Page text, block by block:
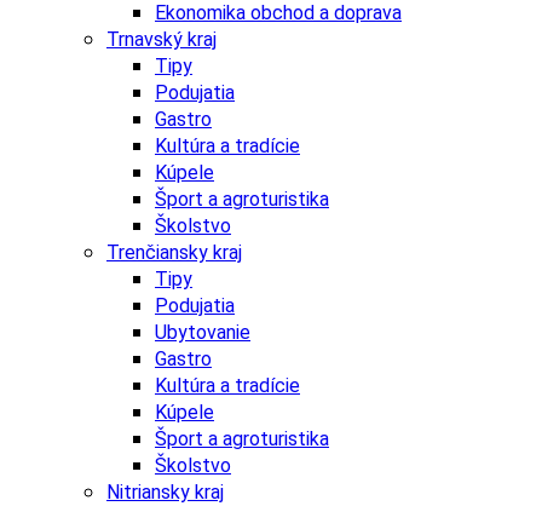
Ekonomika obchod a doprava
Trnavský kraj
Tipy
Podujatia
Gastro
Kultúra a tradície
Kúpele
Šport a agroturistika
Školstvo
Trenčiansky kraj
Tipy
Podujatia
Ubytovanie
Gastro
Kultúra a tradície
Kúpele
Šport a agroturistika
Školstvo
Nitriansky kraj